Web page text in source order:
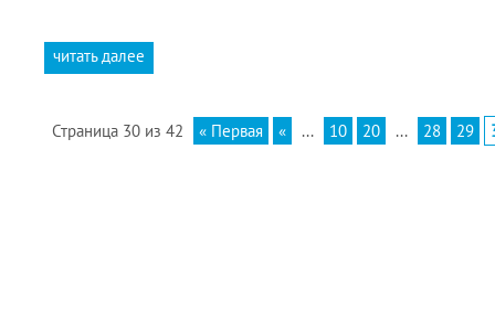
читать далее
Страница 30 из 42 « Первая « ... 10 20 ... 28 29